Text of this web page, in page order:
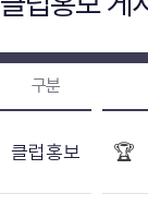
구분
클럽홍보